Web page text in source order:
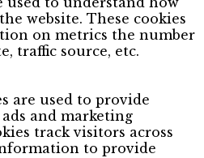
website. These cookies
on metrics the number
traffic source, etc.
are used to provide
and marketing
track visitors across
to provide